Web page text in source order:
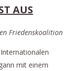
AUS
Friedenskoalition
mit einem